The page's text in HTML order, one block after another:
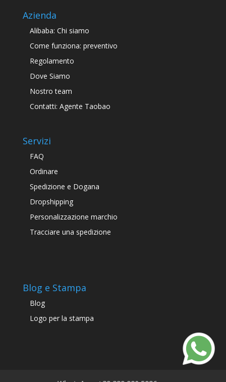
Azienda
Alibaba: Chi siamo
Come funziona: preventivo
Regolamento
Dove Siamo
Nostro team
Contatti: Agente Taobao
Servizi
FAQ
Ordinare
Spedizione e Dogana
Dropshipping
Personalizzazione marchio
Tracciare una spedizione
Blog e Stampa
Blog
Logo per la stampa